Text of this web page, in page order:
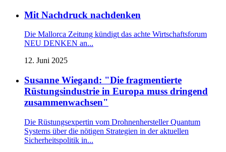
Mit Nachdruck nachdenken
Die Mallorca Zeitung kündigt das achte Wirtschaftsforum
NEU DENKEN an...
12. Juni 2025
Susanne Wiegand: "Die fragmentierte
Rüstungsindustrie in Europa muss dringend
zusammenwachsen"
Die Rüstungsexpertin vom Drohnenhersteller Quantum
Systems über die nötigen Strategien in der aktuellen
Sicherheitspolitik in...